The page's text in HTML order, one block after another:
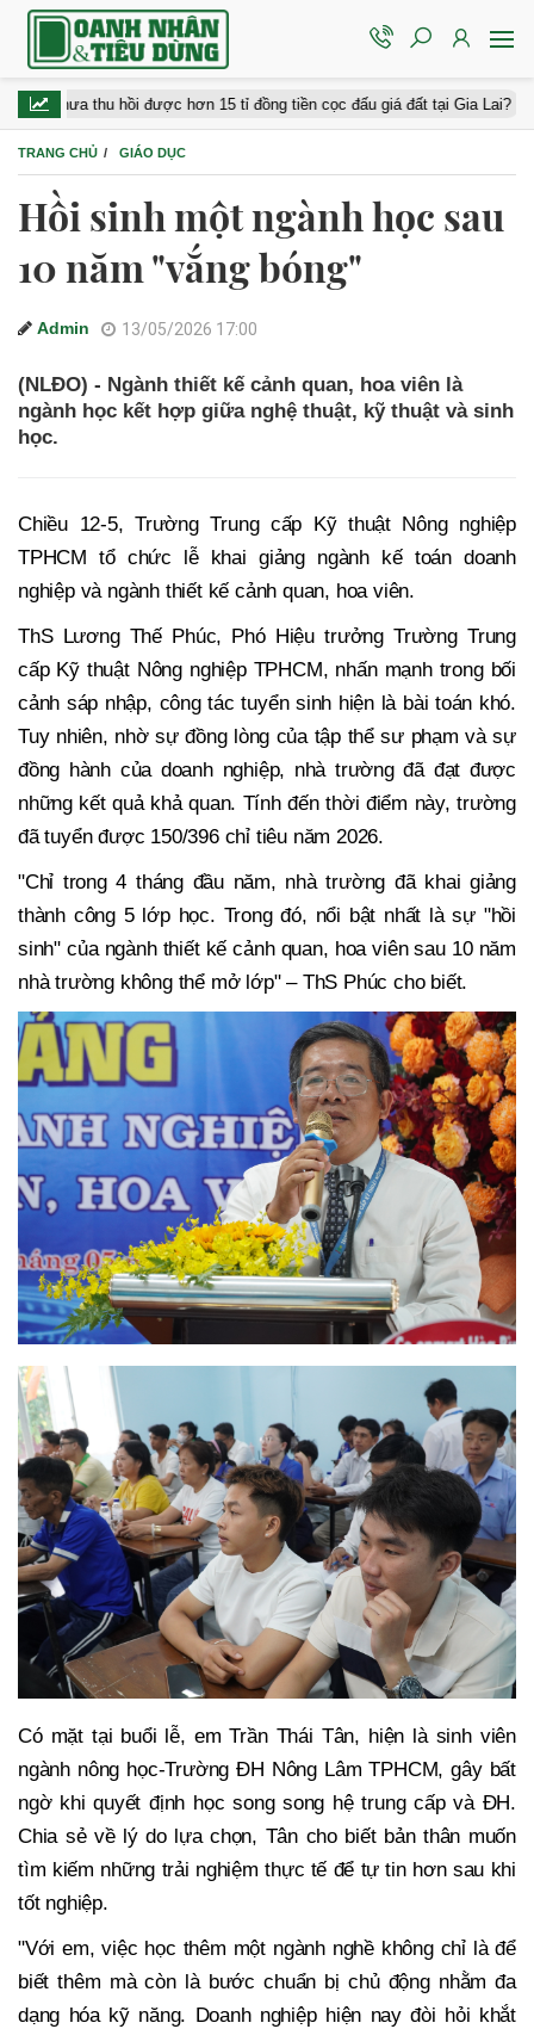
thu hồi được hơn 15 tỉ đồng tiền cọc đấu giá đất tại Gia Lai?
TRANG CHỦ GIÁO DỤC
Hồi sinh một ngành học sau
10 năm "vắng bóng"
Admin 13/05/2026 17:00
(NLĐO) - Ngành thiết kế cảnh quan, hoa viên là
ngành học kết hợp giữa nghệ thuật, kỹ thuật và sinh
học.
Chiều 12-5, Trường Trung cấp Kỹ thuật Nông nghiệp
TPHCM tổ chức lễ khai giảng ngành kế toán doanh
nghiệp và ngành thiết kế cảnh quan, hoa viên.
ThS Lương Thế Phúc, Phó Hiệu trưởng Trường Trung
cấp Kỹ thuật Nông nghiệp TPHCM, nhấn mạnh trong bối
cảnh sáp nhập, công tác tuyển sinh hiện là bài toán khó.
Tuy nhiên, nhờ sự đồng lòng của tập thể sư phạm và sự
đồng hành của doanh nghiệp, nhà trường đã đạt được
những kết quả khả quan. Tính đến thời điểm này, trường
đã tuyển được 150/396 chỉ tiêu năm 2026.
"Chỉ trong 4 tháng đầu năm, nhà trường đã khai giảng
thành công 5 lớp học. Trong đó, nổi bật nhất là sự "hồi
sinh" của ngành thiết kế cảnh quan, hoa viên sau 10 năm
nhà trường không thể mở lớp" – ThS Phúc cho biết.
Có mặt tại buổi lễ, em Trần Thái Tân, hiện là sinh viên
ngành nông học-Trường ĐH Nông Lâm TPHCM, gây bất
ngờ khi quyết định học song song hệ trung cấp và ĐH.
Chia sẻ về lý do lựa chọn, Tân cho biết bản thân muốn
tìm kiếm những trải nghiệm thực tế để tự tin hơn sau khi
tốt nghiệp.
"Với em, việc học thêm một ngành nghề không chỉ là để
biết thêm mà còn là bước chuẩn bị chủ động nhằm đa
dạng hóa kỹ năng. Doanh nghiệp hiện nay đòi hỏi khắt